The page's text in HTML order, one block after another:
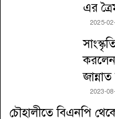
এর
2025-
2023-
চৌহালীতে বিএনপি